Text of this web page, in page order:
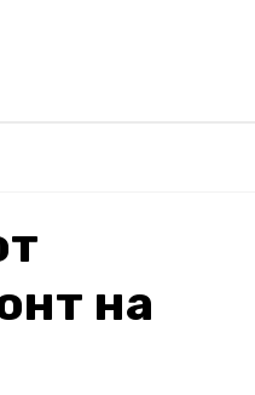
на